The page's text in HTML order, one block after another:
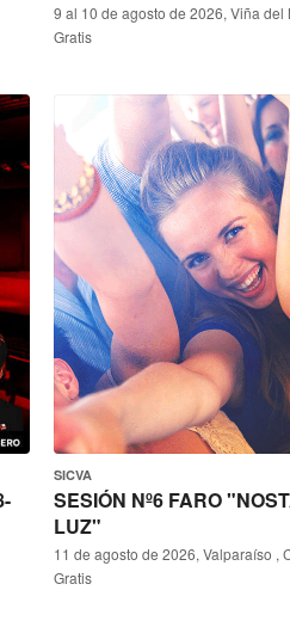
9 al 10 de agosto de 2026, Viña del
Gratis
SICVA
SESIÓN Nº6 FARO
LUZ"
11 de agosto de 2026, Valparaíso ,
Gratis